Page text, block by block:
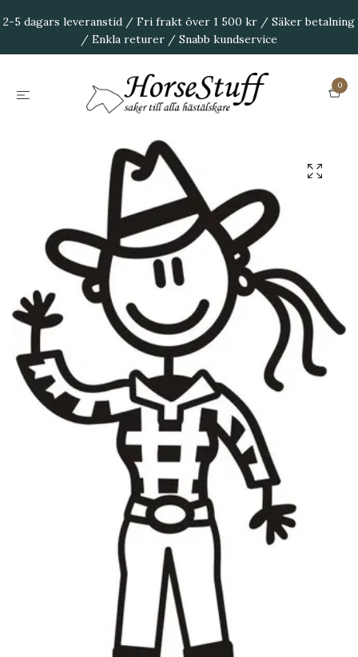
2-5 dagars leveranstid / Fri frakt över 1 500 kr / Säker betalning
/ Enkla returer / Snabb kundservice
0